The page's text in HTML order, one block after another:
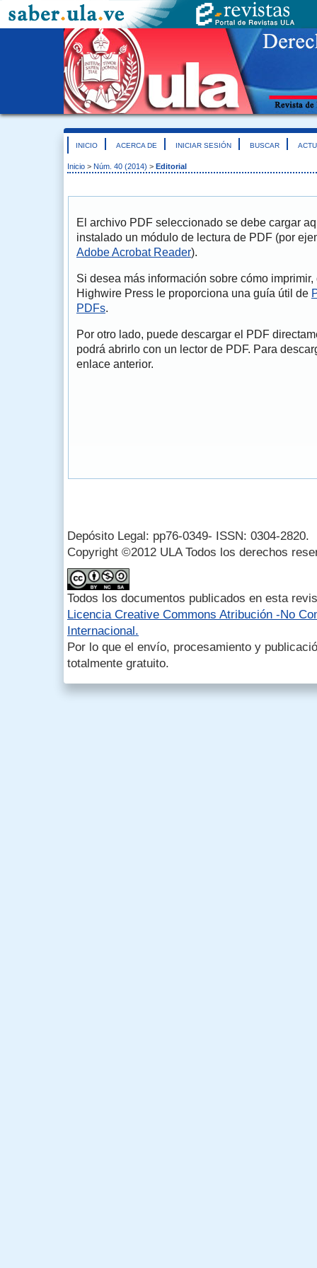
INICIO ACERCA DE INICIAR SESIÓN BUSCAR
Inicio > Núm. 40 (2014) > Editorial
El archivo PDF seleccionado se debe cargar
instalado un módulo de lectura de PDF (por
Adobe Acrobat Reader).
Si desea más información sobre cómo
Highwire Press le proporciona una guía útil de
PDFs.
Por otro lado, puede descargar el PDF
podrá abrirlo con un lector de PDF. Para
enlace anterior.
Depósito Legal: pp76-0349- ISSN: 0304-2820.
Copyright ©2012 ULA Todos los derechos
Todos los documentos publicados en esta
Licencia Creative Commons Atribución -No
Internacional.
Por lo que el envío, procesamiento y
totalmente gratuito.